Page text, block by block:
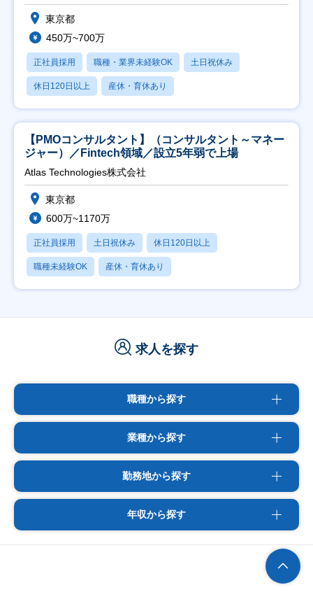
東京都
450万~700万
正社員採用 職種・業界未経験OK 土日祝休み
休日120日以上 産休・育休あり
【PMOコンサルタント】（コンサルタント～マネー
ジャー）／Fintech領域／設立5年弱で上場
Atlas Technologies株式会社
東京都
600万~1170万
正社員採用 土日祝休み 休日120日以上
職種未経験OK 産休・育休あり
求人を探す
職種から探す
業種から探す
勤務地から探す
年収から探す